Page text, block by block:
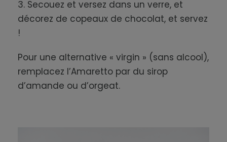
3. Secouez et versez dans un verre, et
décorez de copeaux de chocolat, et servez
!
Pour une alternative « virgin » (sans alcool),
remplacez l’Amaretto par du sirop
d’amande ou d’orgeat.